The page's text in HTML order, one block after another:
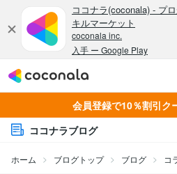
会員登録で10％割引ク
ココナラブログ
ホーム ブログトップ ブログ コ